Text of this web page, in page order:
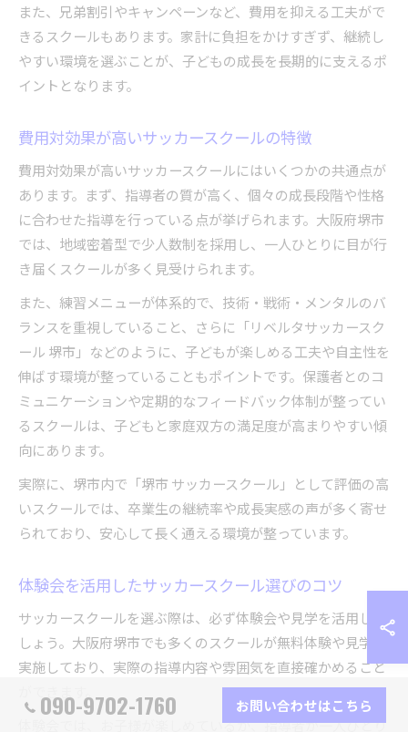
また、兄弟割引やキャンペーンなど、費用を抑える工夫がで
きるスクールもあります。家計に負担をかけすぎず、継続し
やすい環境を選ぶことが、子どもの成長を長期的に支えるポ
イントとなります。
費用対効果が高いサッカースクールの特徴
費用対効果が高いサッカースクールにはいくつかの共通点が
あります。まず、指導者の質が高く、個々の成長段階や性格
に合わせた指導を行っている点が挙げられます。大阪府堺市
では、地域密着型で少人数制を採用し、一人ひとりに目が行
き届くスクールが多く見受けられます。
また、練習メニューが体系的で、技術・戦術・メンタルのバ
ランスを重視していること、さらに「リベルタサッカースク
ール 堺市」などのように、子どもが楽しめる工夫や自主性を
伸ばす環境が整っていることもポイントです。保護者とのコ
ミュニケーションや定期的なフィードバック体制が整ってい
るスクールは、子どもと家庭双方の満足度が高まりやすい傾
向にあります。
実際に、堺市内で「堺市 サッカースクール」として評価の高
いスクールでは、卒業生の継続率や成長実感の声が多く寄せ
られており、安心して長く通える環境が整っています。
体験会を活用したサッカースクール選びのコツ
サッカースクールを選ぶ際は、必ず体験会や見学を活用しま
しょう。大阪府堺市でも多くのスクールが無料体験や見学を
実施しており、実際の指導内容や雰囲気を直接確かめること
体験会では、お子様が楽しめているか、指導者が一人ひとり
090-9702-1760 お問い合わせはこちら